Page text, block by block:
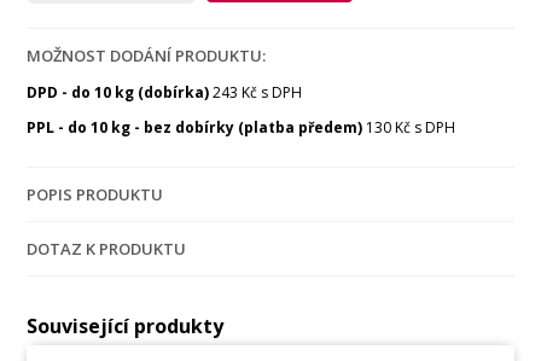
MOŽNOST DODÁNÍ PRODUKTU:
DPD - do 10 kg (dobírka) 243 Kč s DPH
PPL - do 10 kg - bez dobírky (platba předem) 130 Kč s DPH
POPIS PRODUKTU
DOTAZ K PRODUKTU
Související produkty